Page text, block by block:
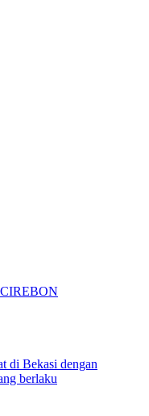
di Bekasi dengan
berlaku